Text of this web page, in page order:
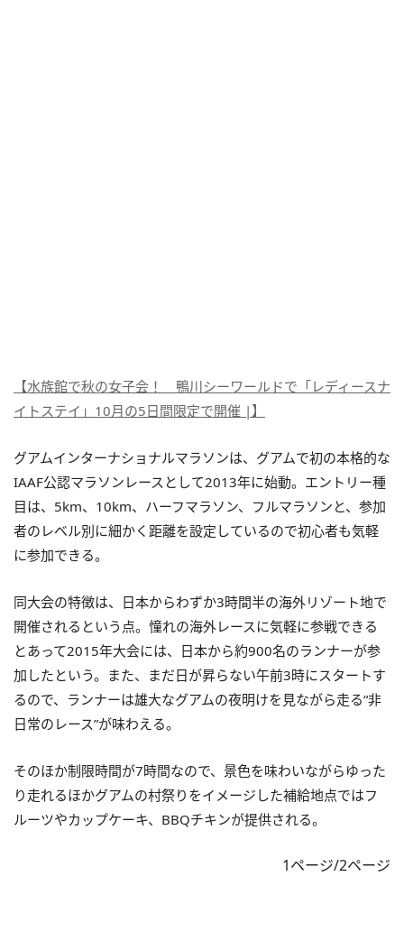
【水族館で秋の女子会！ 鴨川シーワールドで「レディースナ
イトステイ」10月の5日間限定で開催 |】
グアムインターナショナルマラソンは、グアムで初の本格的な
IAAF公認マラソンレースとして2013年に始動。エントリー種
目は、5km、10km、ハーフマラソン、フルマラソンと、参加
者のレベル別に細かく距離を設定しているので初心者も気軽
に参加できる。
同大会の特徴は、日本からわずか3時間半の海外リゾート地で
開催されるという点。憧れの海外レースに気軽に参戦できる
とあって2015年大会には、日本から約900名のランナーが参
加したという。また、まだ日が昇らない午前3時にスタートす
るので、ランナーは雄大なグアムの夜明けを見ながら走る“非
日常のレース”が味わえる。
そのほか制限時間が7時間なので、景色を味わいながらゆった
り走れるほかグアムの村祭りをイメージした補給地点ではフ
ルーツやカップケーキ、BBQチキンが提供される。
1ページ/2ページ